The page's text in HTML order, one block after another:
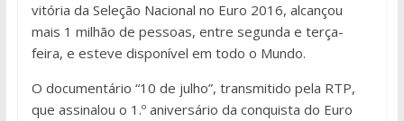
vitória da Seleção Nacional no Euro 2016, alcançou
mais 1 milhão de pessoas, entre segunda e terça-
feira, e esteve disponível em todo o Mundo.
O documentário “10 de julho”, transmitido pela RTP,
que assinalou o 1.º aniversário da conquista do Euro